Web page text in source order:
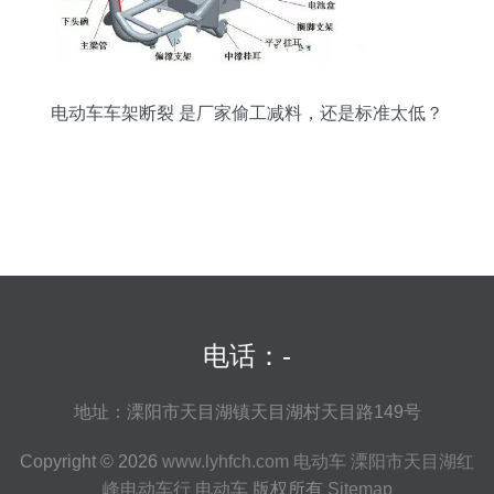
电动车车架断裂 是厂家偷工减料，还是标准太低？
电话：-
地址：溧阳市天目湖镇天目湖村天目路149号
Copyright © 2026 www.lyhfch.com 电动车 溧阳市天目湖红
峰电动车行 电动车 版权所有 Sitemap